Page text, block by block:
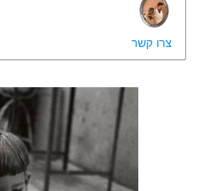
צרו קשר